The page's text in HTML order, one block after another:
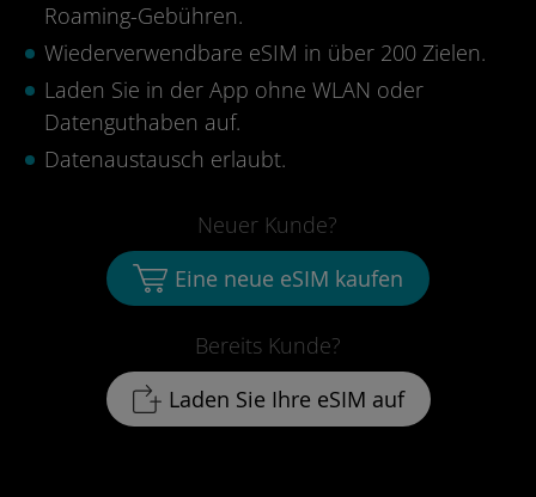
Roaming-Gebühren.
Wiederverwendbare eSIM in über 200 Zielen.
Laden Sie in der App ohne WLAN oder
Datenguthaben auf.
Datenaustausch erlaubt.
Bereits Kunde?
Laden Sie Ihre eSIM auf
Neuer Kunde?
Eine neue eSIM kaufen